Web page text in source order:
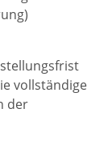
vollständige
der